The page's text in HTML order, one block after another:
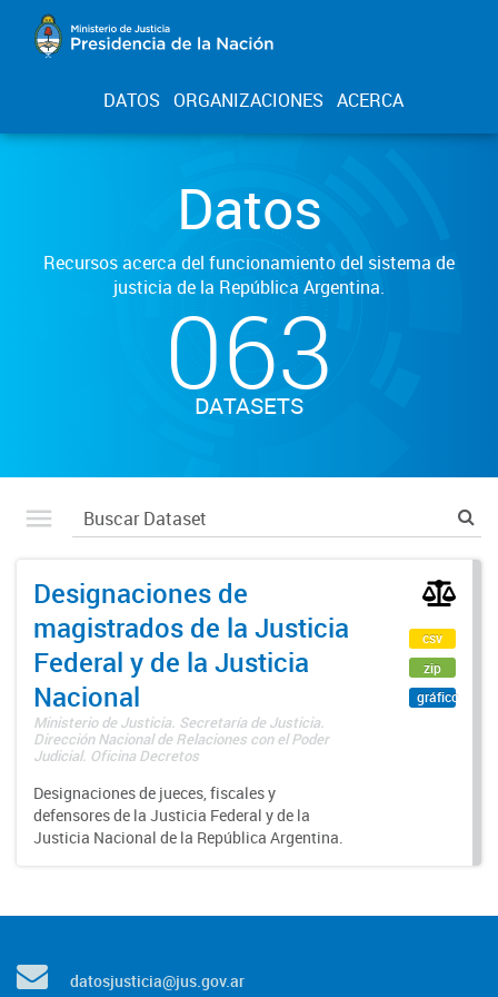
DATOS ORGANIZACIONES ACERCA
Datos
Recursos acerca del funcionamiento del sistema de
justicia de la República Argentina.
063
DATASETS
Designaciones de
magistrados de la Justicia
Federal y de la Justicia
Nacional
Ministerio de Justicia. Secretaría de Justicia.
Dirección Nacional de Relaciones con el Poder
Judicial. Oficina Decretos
Designaciones de jueces, fiscales y
defensores de la Justicia Federal y de la
Justicia Nacional de la República Argentina.
csv
zip
gráfico
datosjusticia@jus.gov.ar